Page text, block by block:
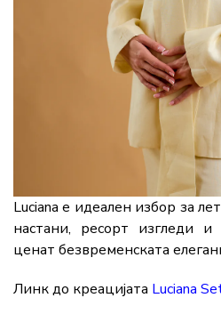
Luciana е идеален избор за
настани, ресорт изгледи
ценат безвременската
Линк до креацијата Luciana